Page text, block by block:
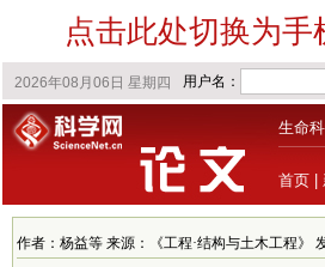
点击此处切换为手
生命
首页
作者：杨益等 来源：《工程·结构与土木工程》